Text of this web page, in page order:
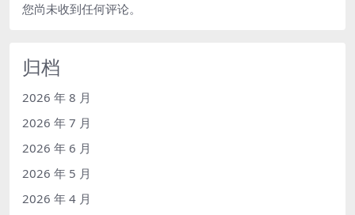
您尚未收到任何评论。
归档
2026 年 8 月
2026 年 7 月
2026 年 6 月
2026 年 5 月
2026 年 4 月